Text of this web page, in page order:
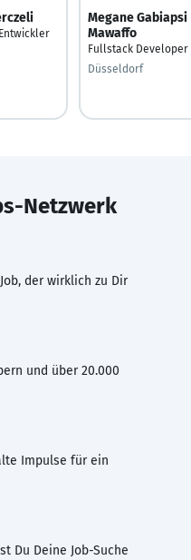
Megane Gabiapsi
Mawaffo
Fullstack Developer
Düsseldorf
Netzwerk
der wirklich zu Dir
und über 20.000
Impulse für ein
Du Deine Job-Suche